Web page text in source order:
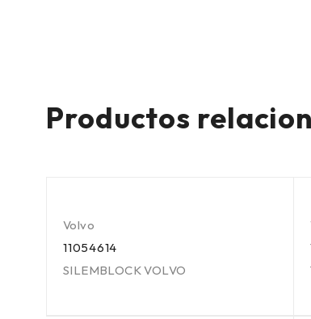
Productos
Volvo
11054614
SILEMBLOCK VOLVO